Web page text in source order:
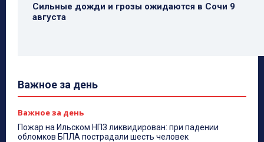
Сильные дожди и грозы ожидаются в Сочи 9
августа
Важное за день
Важное за день
Пожар на Ильском НПЗ ликвидирован: при падении
обломков БПЛА пострадали шесть человек